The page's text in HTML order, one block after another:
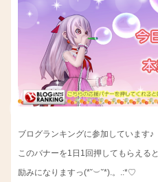
ブログランキングに参加しています♪
このバナーを1日1回押してもらえると
励みになりますっ(*˘︶˘*).。.:*♡